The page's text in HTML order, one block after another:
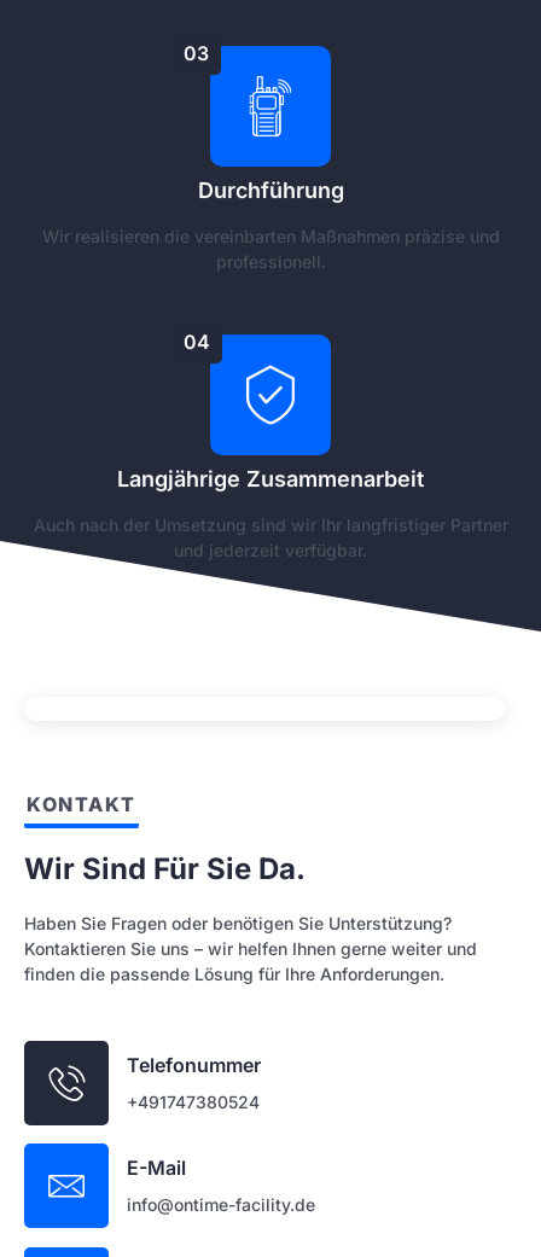
03
Durchführung
Wir realisieren die vereinbarten Maßnahmen präzise und
professionell.
04
Langjährige Zusammenarbeit
Auch nach der Umsetzung sind wir Ihr langfristiger Partner
und jederzeit verfügbar.
KONTAKT
Wir Sind Für Sie Da.
Haben Sie Fragen oder benötigen Sie Unterstützung?
Kontaktieren Sie uns – wir helfen Ihnen gerne weiter und
finden die passende Lösung für Ihre Anforderungen.
Telefonummer
+491747380524
E-Mail
info@ontime-facility.de